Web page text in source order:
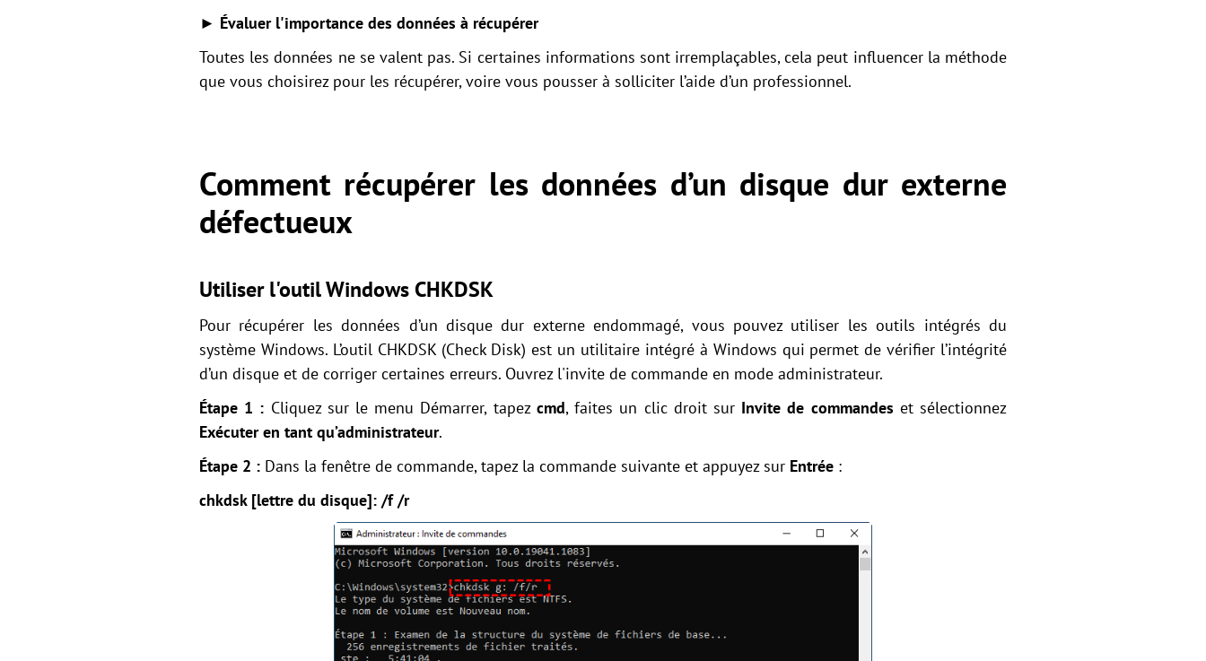
► Évaluer l'importance des données à récupérer
Toutes les données ne se valent pas. Si certaines informations sont irremplaçables, cela peut influencer la méthode
que vous choisirez pour les récupérer, voire vous pousser à solliciter l’aide d’un professionnel.
Comment récupérer les données d’un disque dur externe
défectueux
Utiliser l'outil Windows CHKDSK
Pour récupérer les données d’un disque dur externe endommagé, vous pouvez utiliser les outils intégrés du
système Windows. L’outil CHKDSK (Check Disk) est un utilitaire intégré à Windows qui permet de vérifier l’intégrité
d’un disque et de corriger certaines erreurs. Ouvrez l'invite de commande en mode administrateur.
Étape 1 : Cliquez sur le menu Démarrer, tapez cmd, faites un clic droit sur Invite de commandes et sélectionnez
Exécuter en tant qu’administrateur.
Étape 2 : Dans la fenêtre de commande, tapez la commande suivante et appuyez sur Entrée :
chkdsk [lettre du disque]: /f /r